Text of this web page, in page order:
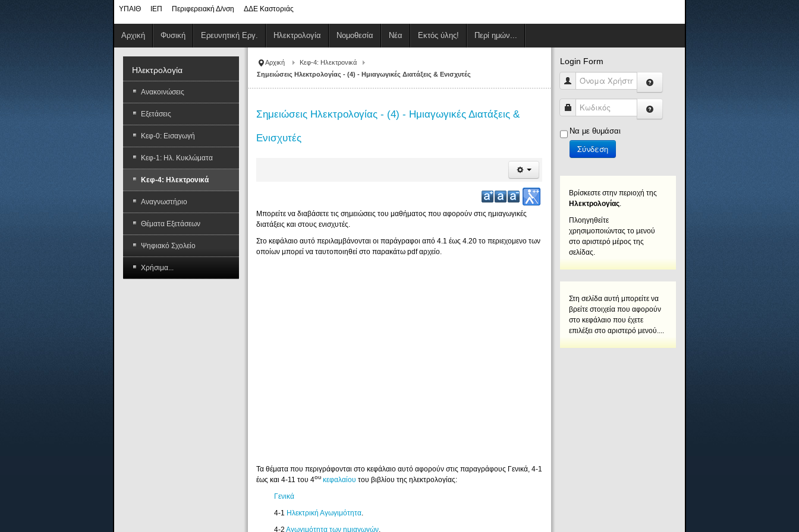
ΥΠΑΙΘ ΙΕΠ Περιφερειακή Δ/νση ΔΔΕ Καστοριάς
Αρχική Φυσική Ερευνητική Εργ. Ηλεκτρολογία Νομοθεσία Νέα Εκτός ύλης! Περί ημών...
Αρχική
Κεφ-4: Ηλεκτρονικά
Σημειώσεις Ηλεκτρολογίας - (4) - Ημιαγωγικές Διατάξεις & Ενισχυτές
Σημειώσεις Ηλεκτρολογίας - (4) - Ημιαγωγικές Διατάξεις &
Ενισχυτές
Μπορείτε να διαβάσετε τις σημειώσεις του μαθήματος που αφορούν στις ημιαγωγικές
διατάξεις και στους ενισχυτές.
Στο κεφάλαιο αυτό περιλαμβάνονται οι παράγραφοι από 4.1 έως 4.20 το περιεχομενο των
οποίων μπορεί να ταυτοποιηθεί στο παρακάτω pdf αρχείο.
Τα θέματα που περιγράφονται στο κεφάλαιο αυτό αφορούν στις παραγράφους Γενικά, 4-1
έως και 4-11 του 4ουκεφαλαίου του βιβλίου της ηλεκτρολογίας:
Γενικά
4-1 Ηλεκτρική Αγωγιμότητα.
4-2 Αγωγιμότητα των ημιαγωγών.
Ηλεκτρολογία
Ανακοινώσεις
Εξετάσεις
Κεφ-0: Εισαγωγή
Κεφ-1: Ηλ. Κυκλώματα
Κεφ-4: Ηλεκτρονικά
Αναγνωστήριο
Θέματα Εξετάσεων
Ψηφιακό Σχολείο
Χρήσιμα...
Login Form
Όνομα Χρήστη
Κωδικός
Να με θυμάσαι
Σύνδεση
Βρίσκεστε στην περιοχή της
Ηλεκτρολογίας.
Πλοηγηθείτε
χρησιμοποιώντας το μενού
στο αριστερό μέρος της
σελίδας.
Στη σελίδα αυτή μπορείτε να
βρείτε στοιχεία που αφορούν
στο κεφάλαιο που έχετε
επιλέξει στο αριστερό μενού....